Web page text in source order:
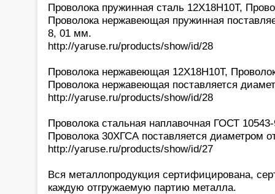
Проволока пружинная сталь 12Х18Н10Т,
Проволока нержавеющая пружинная
8, 01 мм.
http://yaruse.ru/products/show/id/28
Проволока нержавеющая 12Х18Н10Т,
Проволока нержавеющая поставляется
http://yaruse.ru/products/show/id/28
Проволока стальная наплавочная ГОСТ
Проволока 30ХГСА поставляется диаметром
http://yaruse.ru/products/show/id/27
Вся металлопродукция сертифицирована,
каждую отгружаемую партию металла.